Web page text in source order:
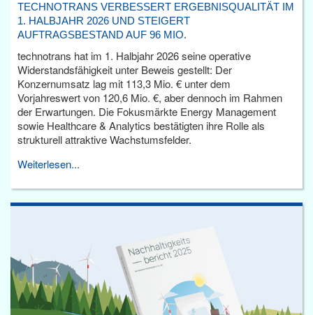
TECHNOTRANS VERBESSERT ERGEBNISQUALITÄT IM
1. HALBJAHR 2026 UND STEIGERT
AUFTRAGSBESTAND AUF 96 MIO.
technotrans hat im 1. Halbjahr 2026 seine operative
Widerstandsfähigkeit unter Beweis gestellt: Der
Konzernumsatz lag mit 113,3 Mio. € unter dem
Vorjahreswert von 120,6 Mio. €, aber dennoch im Rahmen
der Erwartungen. Die Fokusmärkte Energy Management
sowie Healthcare & Analytics bestätigten ihre Rolle als
strukturell attraktive Wachstumsfelder.
Weiterlesen...